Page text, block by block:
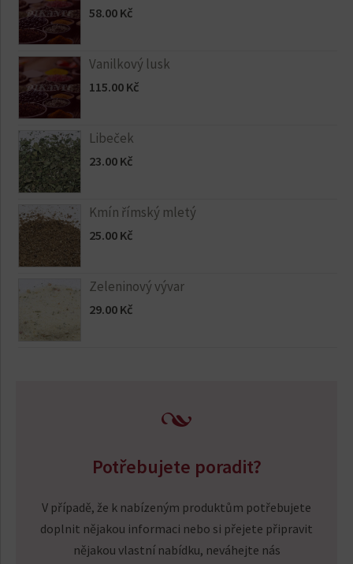
58.00 Kč
Vanilkový lusk
115.00 Kč
Libeček
23.00 Kč
Kmín římský mletý
25.00 Kč
Zeleninový vývar
29.00 Kč
Potřebujete poradit?
V případě, že k nabízeným produktům potřebujete
doplnit nějakou informaci nebo si přejete připravit
nějakou vlastní nabídku, neváhejte nás